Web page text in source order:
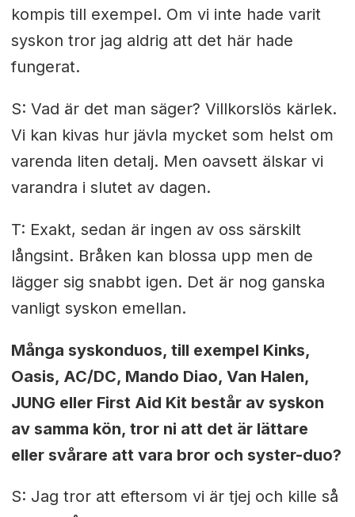
kompis till exempel. Om vi inte hade varit
syskon tror jag aldrig att det här hade
fungerat.
S: Vad är det man säger? Villkorslös kärlek.
Vi kan kivas hur jävla mycket som helst om
varenda liten detalj. Men oavsett älskar vi
varandra i slutet av dagen.
T: Exakt, sedan är ingen av oss särskilt
långsint. Bråken kan blossa upp men de
lägger sig snabbt igen. Det är nog ganska
vanligt syskon emellan.
Många syskonduos, till exempel Kinks,
Oasis, AC/DC, Mando Diao, Van Halen,
JUNG eller First Aid Kit består av syskon
av samma kön, tror ni att det är lättare
eller svårare att vara bror och syster-duo?
S: Jag tror att eftersom vi är tjej och kille så